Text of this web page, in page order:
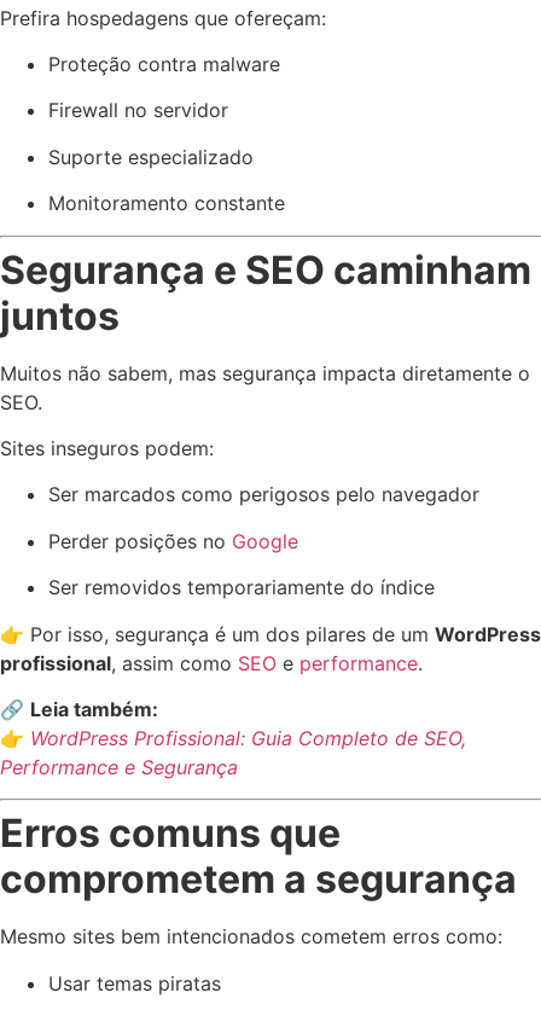
Prefira hospedagens que ofereçam:
Proteção contra malware
Firewall no servidor
Suporte especializado
Monitoramento constante
Segurança e SEO caminham
juntos
Muitos não sabem, mas segurança impacta diretamente o
SEO.
Sites inseguros podem:
Ser marcados como perigosos pelo navegador
Perder posições no Google
Ser removidos temporariamente do índice
👉 Por isso, segurança é um dos pilares de um WordPress
profissional, assim como SEO e performance.
🔗 Leia também:
👉 WordPress Profissional: Guia Completo de SEO,
Performance e Segurança
Erros comuns que
comprometem a segurança
Mesmo sites bem intencionados cometem erros como:
Usar temas piratas